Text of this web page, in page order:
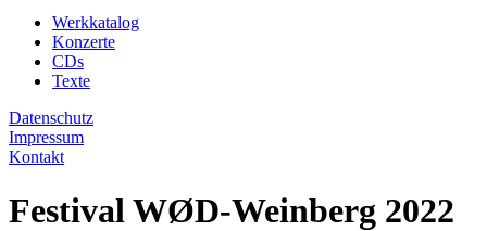
Werkkatalog
Konzerte
CDs
Texte
Datenschutz
Impressum
Kontakt
Festival WØD-Weinberg 2022